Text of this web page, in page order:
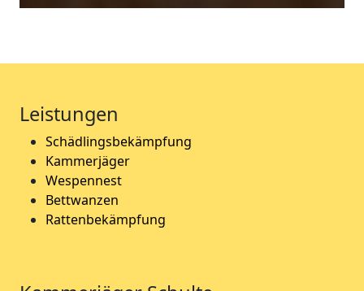
Leistungen
Schädlingsbekämpfung
Kammerjäger
Wespennest
Bettwanzen
Rattenbekämpfung